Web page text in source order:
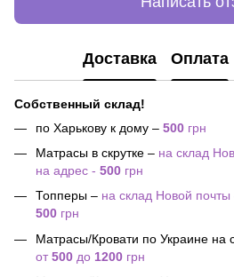
Доставка Оплата
Собственный склад!
по Харькову к дому – 500 грн
Матрасы в скрутке – на склад
на адрес - 500 грн
Топперы – на склад Новой почты
500 грн
Матрасы/Кровати по Украине на
от500 до 1200 грн